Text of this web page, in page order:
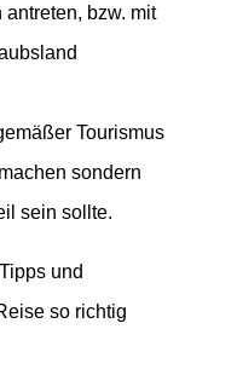
bzw. mit
Tourismus
sondern
sein sollte.
und
so richtig